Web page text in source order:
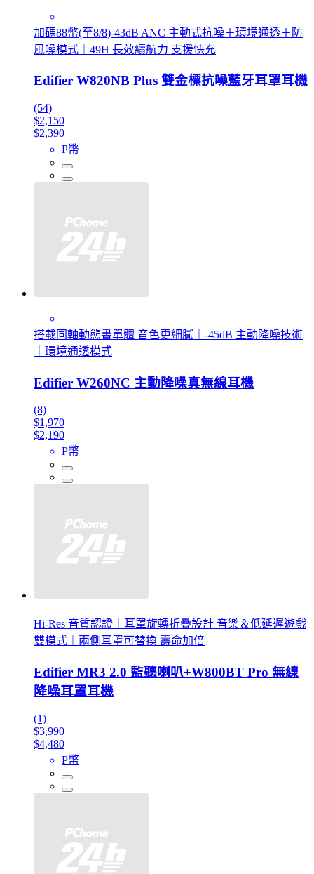
加碼88幣(至8/8)-43dB ANC 主動式抗噪＋環境通透＋防
風噪模式｜49H 長效續航力 支援快充
Edifier W820NB Plus 雙金標抗噪藍牙耳罩耳機
(54)
$2,150
$2,390
P幣
搭載同軸動態書單體 音色更細膩｜-45dB 主動降噪技術
｜環境通透模式
Edifier W260NC 主動降噪真無線耳機
(8)
$1,970
$2,190
P幣
Hi-Res 音質認證｜耳罩旋轉折疊設計 音樂＆低延遲遊戲
雙模式｜兩側耳罩可替換 壽命加倍
Edifier MR3 2.0 監聽喇叭+W800BT Pro 無線
降噪耳罩耳機
(1)
$3,990
$4,480
P幣